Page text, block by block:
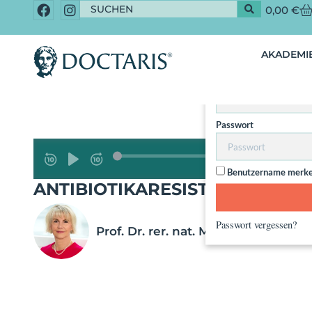
0,00€
Dieser
Passwort
Benutzername
Passwort vergessen?
ANTIBIOTIKARESISTENZEN
Prof. Dr. rer. nat. Michaela Döll